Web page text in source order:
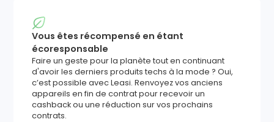
Vous êtes récompensé en étant
écoresponsable
Faire un geste pour la planète tout en continuant
d'avoir les derniers produits techs à la mode ? Oui,
c’est possible avec Leasi. Renvoyez vos anciens
appareils en fin de contrat pour recevoir un
cashback ou une réduction sur vos prochains
contrats.